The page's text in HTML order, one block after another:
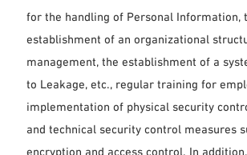
for the handling of Personal Information,
establishment of an organizational
management, the establishment of a
to Leakage, etc., regular training for
implementation of physical security
and technical security control measures
encryption and access control. In